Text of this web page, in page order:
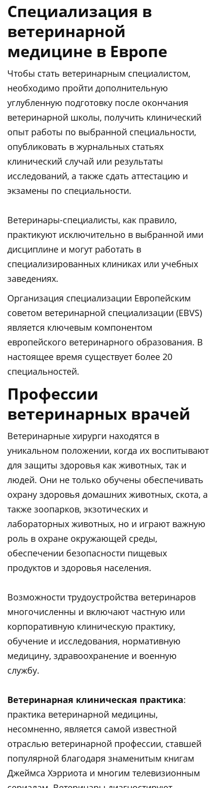
Специализация в
ветеринарной
медицине в Европе
Чтобы стать ветеринарным специалистом,
необходимо пройти дополнительную
углубленную подготовку после окончания
ветеринарной школы, получить клинический
опыт работы по выбранной специальности,
опубликовать в журнальных статьях
клинический случай или результаты
исследований, а также сдать аттестацию и
экзамены по специальности.
Ветеринары-специалисты, как правило,
практикуют исключительно в выбранной ими
дисциплине и могут работать в
специализированных клиниках или учебных
заведениях.
Организация специализации Европейским
советом ветеринарной специализации (EBVS)
является ключевым компонентом
европейского ветеринарного образования. В
настоящее время существует более 20
специальностей.
Профессии
ветеринарных врачей
Ветеринарные хирурги находятся в
уникальном положении, когда их воспитывают
для защиты здоровья как животных, так и
людей. Они не только обучены обеспечивать
охрану здоровья домашних животных, скота, а
также зоопарков, экзотических и
лабораторных животных, но и играют важную
роль в охране окружающей среды,
обеспечении безопасности пищевых
продуктов и здоровья населения.
Возможности трудоустройства ветеринаров
многочисленны и включают частную или
корпоративную клиническую практику,
обучение и исследования, нормативную
медицину, здравоохранение и военную
службу.
Ветеринарная клиническая практика:
практика ветеринарной медицины,
несомненно, является самой известной
отраслью ветеринарной профессии, ставшей
популярной благодаря знаменитым книгам
Джеймса Хэрриота и многим телевизионным